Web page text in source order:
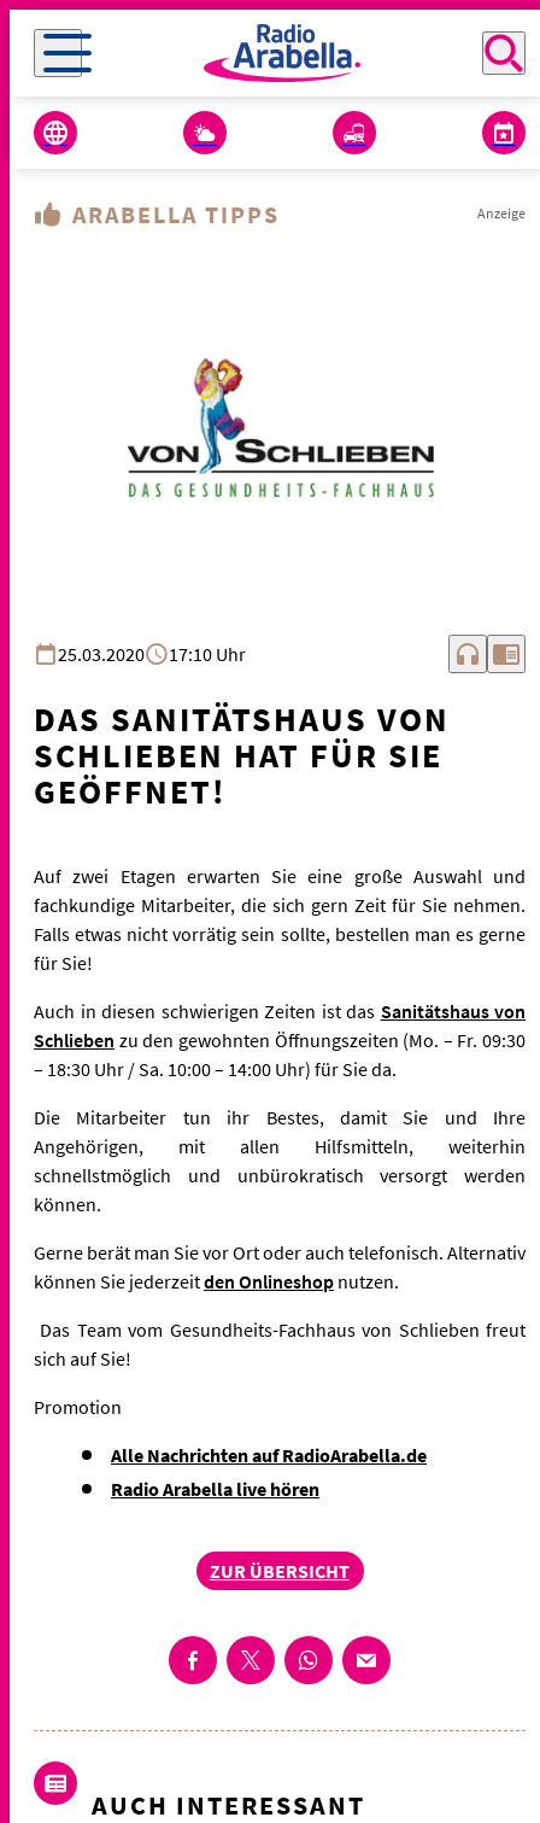
ARABELLA TIPPS Anzeige
25.03.2020 17:10 Uhr headphones chrome_reader_mode
DAS SANITÄTSHAUS VON
SCHLIEBEN HAT FÜR SIE
GEÖFFNET!
Auf zwei Etagen erwarten Sie eine große Auswahl und
fachkundige Mitarbeiter, die sich gern Zeit für Sie nehmen.
Falls etwas nicht vorrätig sein sollte, bestellen man es gerne
für Sie!
Auch in diesen schwierigen Zeiten ist das Sanitätshaus von
Schlieben zu den gewohnten Öffnungszeiten (Mo. – Fr. 09:30
– 18:30 Uhr / Sa. 10:00 – 14:00 Uhr) für Sie da.
Die Mitarbeiter tun ihr Bestes, damit Sie und Ihre
Angehörigen, mit allen Hilfsmitteln, weiterhin
schnellstmöglich und unbürokratisch versorgt werden
können.
Gerne berät man Sie vor Ort oder auch telefonisch. Alternativ
können Sie jederzeitden Onlineshop nutzen.
Das Team vom Gesundheits-Fachhaus von Schlieben freut
sich auf Sie!
Promotion
Alle Nachrichten auf RadioArabella.de
Radio Arabella live hören
ZUR ÜBERSICHT
AUCH INTERESSANT